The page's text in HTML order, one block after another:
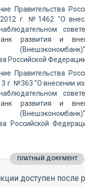
Правительства
г. №1462 "О
совете
развития и
Российской
Правительства
г. №363 "О внесении
совете
развития и
Российской
ПЛАТНЫЙ ДОКУМЕНТ
доступен после